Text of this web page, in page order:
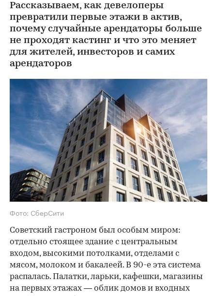
Рассказываем, как девелоперы
превратили первые этажи в актив,
почему случайные арендаторы больше
не проходят кастинг и что это меняет
для жителей, инвесторов и самих
арендаторов
Фото: СберСити
Советский гастроном был особым миром:
отдельно стоящее здание с центральным
входом, высокими потолками, отделами с
мясом, молоком и бакалеей. В 90-е эта система
распалась. Палатки, ларьки, кафешки, магазины
на первых этажах — облик домов и входных